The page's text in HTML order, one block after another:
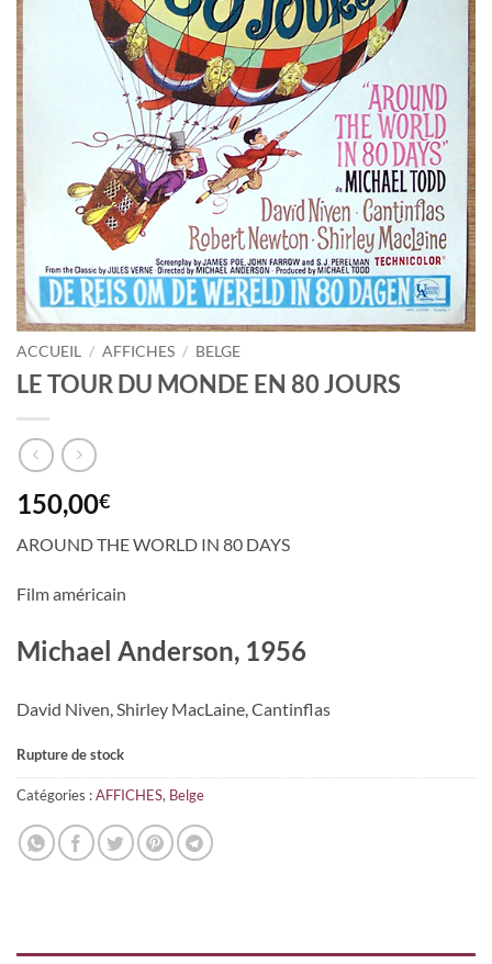
ACCUEIL / AFFICHES / BELGE
LE TOUR DU MONDE EN 80 JOURS
150,00€
AROUND THE WORLD IN 80 DAYS
Film américain
Michael Anderson, 1956
David Niven, Shirley MacLaine, Cantinflas
Rupture de stock
Catégories :AFFICHES, Belge